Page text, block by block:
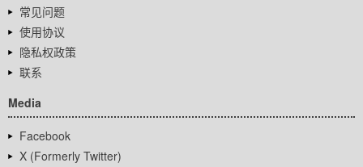
常见问题
使用协议
隐私权政策
联系
Media
Facebook
X (Formerly Twitter)